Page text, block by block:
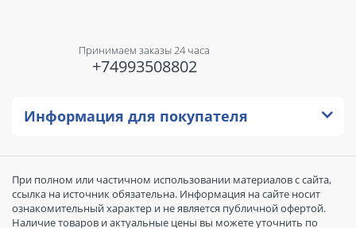
Принимаем заказы 24 часа
+74993508802
Информация для покупателя
При полном или частичном использовании материалов с сайта,
ссылка на источник обязательна. Информация на сайте носит
ознакомительный характер и не является публичной офертой.
Наличие товаров и актуальные цены вы можете уточнить по